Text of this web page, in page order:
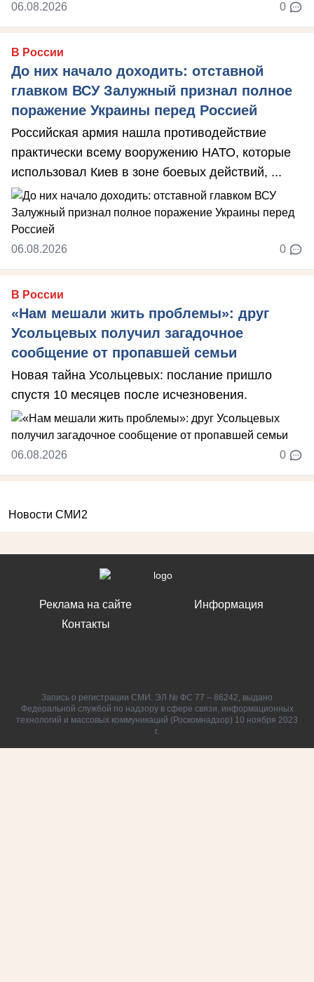
06.08.2026 0
В России
До них начало доходить: отставной
главком ВСУ Залужный признал полное
поражение Украины перед Россией
Российская армия нашла противодействие
практически всему вооружению НАТО, которые
использовал Киев в зоне боевых действий, ...
06.08.2026 0
В России
«Нам мешали жить проблемы»: друг
Усольцевых получил загадочное
сообщение от пропавшей семьи
Новая тайна Усольцевых: послание пришло
спустя 10 месяцев после исчезновения.
06.08.2026 0
Новости СМИ2
Реклама на сайте
Контакты
Информация
Запись о регистрации СМИ: ЭЛ № ФС 77 – 86242, выдано
Федеральной службой по надзору в сфере связи, информационных
технологий и массовых коммуникаций (Роскомнадзор) 10 ноября 2023
г.